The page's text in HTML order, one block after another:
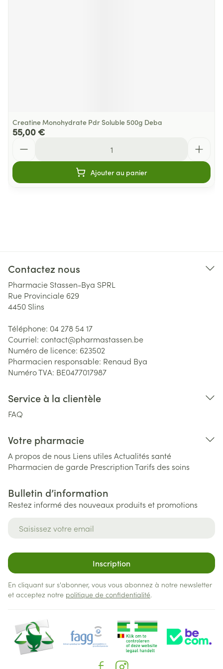
Creatine Monohydrate Pdr Soluble 500g Deba
55,00 €
Ajouter au panier
Contactez nous
Pharmacie Stassen-Bya SPRL
Rue Provinciale 629
4450 Slins
Téléphone: 04 278 54 17
Courriel: contact@pharmastassen.be
Numéro de licence: 623502
Pharmacien responsable: Renaud Bya
Numéro TVA: BE0477017987
Service à la clientèle
FAQ
Votre pharmacie
A propos de nous Liens utiles Actualités santé
Pharmacien de garde PrescriptionTarifs des soins
Bulletin d’information
Restez informé des nouveaux produits et promotions
Inscription
En cliquant sur s'abonner, vous vous abonnez à notre newsletter
et acceptez notre politique de confidentialité.